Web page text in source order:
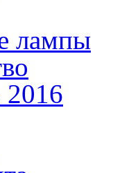
лампы
2016